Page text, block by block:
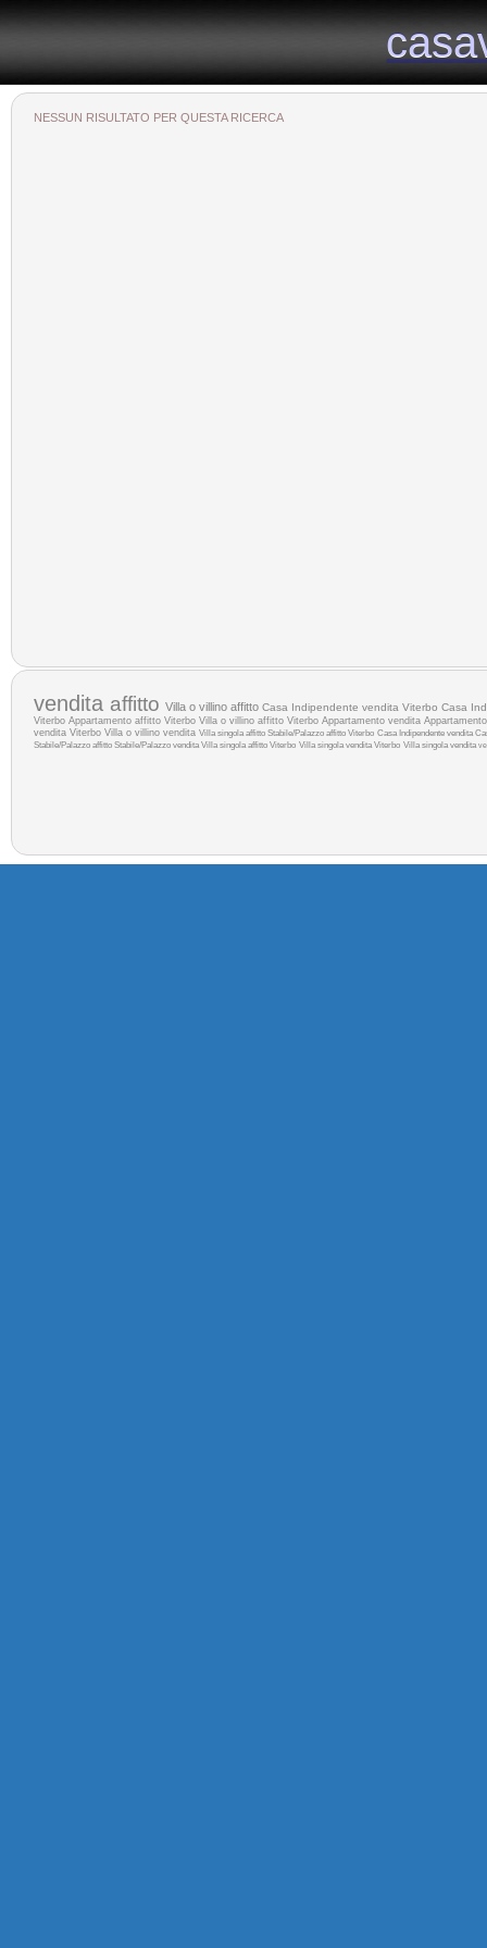
NESSUN RISULTATO PER QUESTA RICERCA
vendita affitto Villa o villino affitto Casa Indipendente vendita Viterbo Casa
Viterbo Appartamento affitto Viterbo Villa o villino affitto Viterbo Appartamento vendita
vendita Viterbo Villa o villino vendita Villa singola affitto Stabile/Palazzo affitto Viterbo Casa Indipendente vendita
Stabile/Palazzo affitto Stabile/Palazzo venditaVilla singola affitto Viterbo Villa singola vendita Viterbo Villa singola vendita